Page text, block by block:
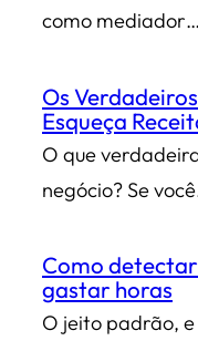
como mediador…
Os
Esqueça
O que
negócio? Se
Como
gastar horas
O jeito padrão,